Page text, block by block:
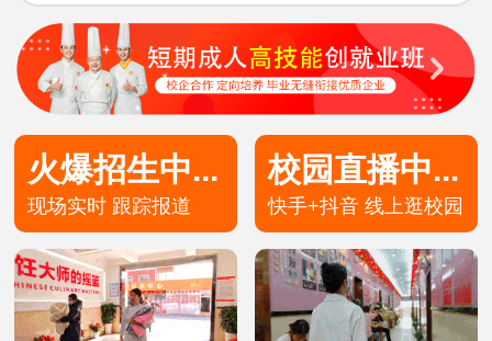
火爆招生中...
现场实时 跟踪报道
校园直播中...
快手+抖音 线上逛校园
高端私厨专业 30 12 技术+学籍 预约报名
高端私房专业 30 8 技术+学籍 预约报名
茶艺甜点专业 49 5 技术+学籍 预约报名
洲际主厨专业 20 8 技术+学籍 预约报名